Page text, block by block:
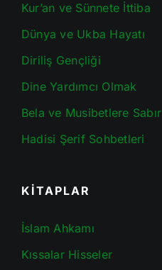
Kur’an ve Sünnete İttiba
Dünya ve Ukba Hayatı
Diriliş Gençliği
Dine Yardımcı Olmak
Bela ve Musibetlere Sabır
Hadisi Şerif Sohbetleri
KİTAPLAR
İslam Ahkamı
Kıssalar Hisseler